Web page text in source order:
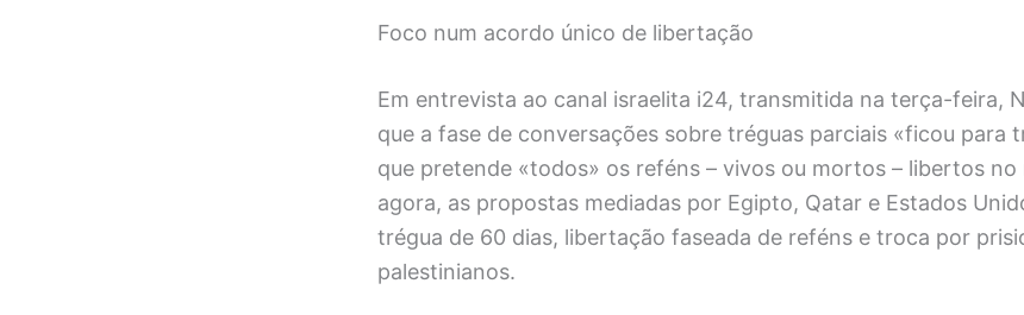
Foco num acordo único de libertação
Em entrevista ao canal israelita i24, transmitida na terça-feira,
que a fase de conversações sobre tréguas parciais «ficou para
que pretende «todos» os reféns – vivos ou mortos – libertos
agora, as propostas mediadas por Egipto, Qatar e Estados
trégua de 60 dias, libertação faseada de reféns e troca por
palestinianos.